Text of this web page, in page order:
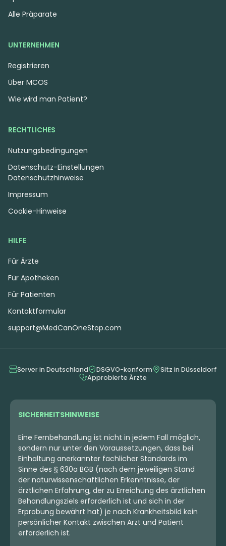
Alle Präparate
UNTERNEHMEN
Registrieren
Über MCOS
Wie wird man Patient?
HILFE
Für Ärzte
Für Apotheken
Für Patienten
Kontaktformular
support@MedCanOneStop.com
RECHTLICHES
Nutzungsbedingungen
Datenschutzhinweise
Impressum
Cookie-Hinweise
Datenschutz-Einstellungen
Server in Deutschland DSGVO-konform
Sitz in Düsseldorf
Approbierte Ärzte
SICHERHEITSHINWEISE
Eine Fernbehandlung ist nicht in jedem Fall möglich,
sondern nur unter den Voraussetzungen, dass bei
Einhaltung anerkannter fachlicher Standards im
Sinne des § 630a BGB (nach dem jeweiligen Stand
der naturwissenschaftlichen Erkenntnisse, der
ärztlichen Erfahrung, der zu Erreichung des ärztlichen
Behandlungsziels erforderlich ist und sich in der
Erprobung bewährt hat) je nach Krankheitsbild kein
persönlicher Kontakt zwischen Arzt und Patient
erforderlich ist.